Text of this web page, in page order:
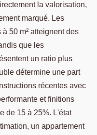
la valorisation,
marqué. Les
50 m² atteignent des
que les
un ratio plus
détermine une part
récentes avec
et finitions
de 15 à 25%. L'état
un appartement